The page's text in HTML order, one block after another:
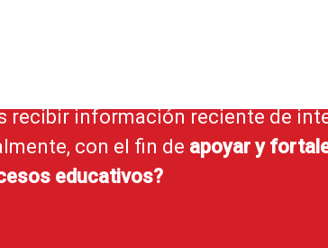
recibir información reciente de
con el fin de apoyar y
educativos?